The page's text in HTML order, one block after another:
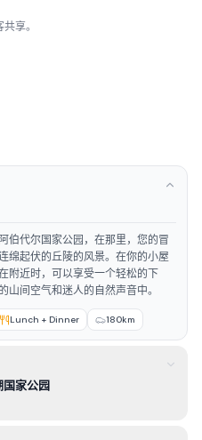
享。
伯代尔国家公园，在那里，您的冒
绵起伏的丘陵的风景。在你的小屋
附近时，可以享受一个轻松的下
间空气和迷人的自然声音中。
Lunch + Dinner 180km
家公园